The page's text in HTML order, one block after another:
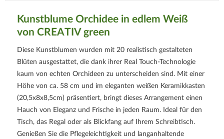
Kunstblume Orchidee in edlem Weiß
von CREATIV green
Diese Kunstblumen wurden mit 20 realistisch gestalteten
Blüten ausgestattet, die dank ihrer Real Touch-Technologie
kaum von echten Orchideen zu unterscheiden sind. Mit einer
Höhe von ca. 58 cm und im eleganten weißen Keramikkasten
(20,5x8x8,5cm) präsentiert, bringt dieses Arrangement einen
Hauch von Eleganz und Frische in jeden Raum. Ideal für den
Tisch, das Regal oder als Blickfang auf Ihrem Schreibtisch.
Genießen Sie die Pflegeleichtigkeit und langanhaltende